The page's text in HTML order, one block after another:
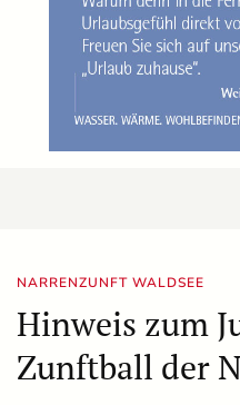
NARRENZUNFT WALDSEE
Hinweis zum
Zunftball der